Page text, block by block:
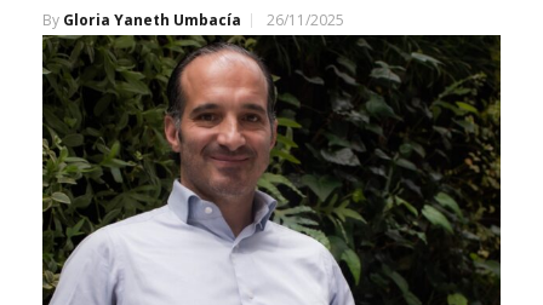
By Gloria Yaneth Umbacía 26/11/2025